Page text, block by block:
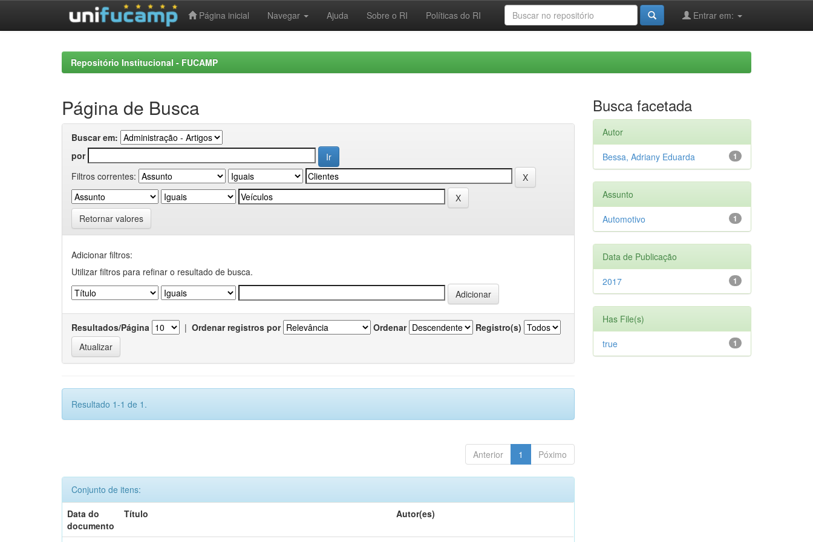
Página inicial Navegar Ajuda Sobre o RI Políticas do RI Entrar em:
Repositório Institucional - FUCAMP
Página de Busca
Buscar em:
por
Filtros correntes:
Retornar valores
Adicionar filtros:
Utilizar filtros para refinar o resultado de busca.
Resultados/Página | Ordenar registros por Ordenar Registro(s)
Resultado 1-1 de 1.
Anterior 1 Póximo
Conjunto de itens:
Data do
documento
Título Autor(es)
Busca facetada
Autor
1
Bessa, Adriany Eduarda
Assunto
1
Automotivo
Data de Publicação
1
2017
Has File(s)
1
true